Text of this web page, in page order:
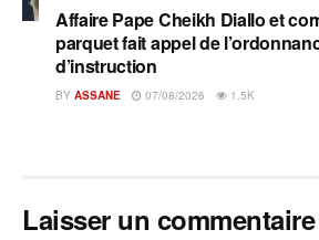
Affaire Pape Cheikh Diallo et
parquet fait appel de
d’instruction
BY ASSANE 07/08/2026 1.5K
Laisser un commentaire